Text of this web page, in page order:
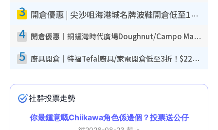
3 開倉優惠 | 尖沙咀海港城名牌波鞋開倉低至1折！On鞋$899起／Joy&Peace鞋履$98起
4 開倉優惠｜銅鑼灣時代廣場Doughnut/Campo Marzio開倉低至1折！背囊、書包、手袋劈價$200起
5 廚具開倉｜特福Tefal廚具/家電開倉低至3折！$220起買平底鍋/炒鑊/湯煲！電飯煲/吸塵機/燙斗$418起